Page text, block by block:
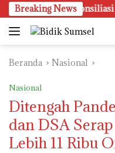
Langsung
ke
konten
Breaking News
Rekonsiliasi dan
Beranda Nasional
Nasional
Ditengah
dan DSA
Lebih 11 Ribu